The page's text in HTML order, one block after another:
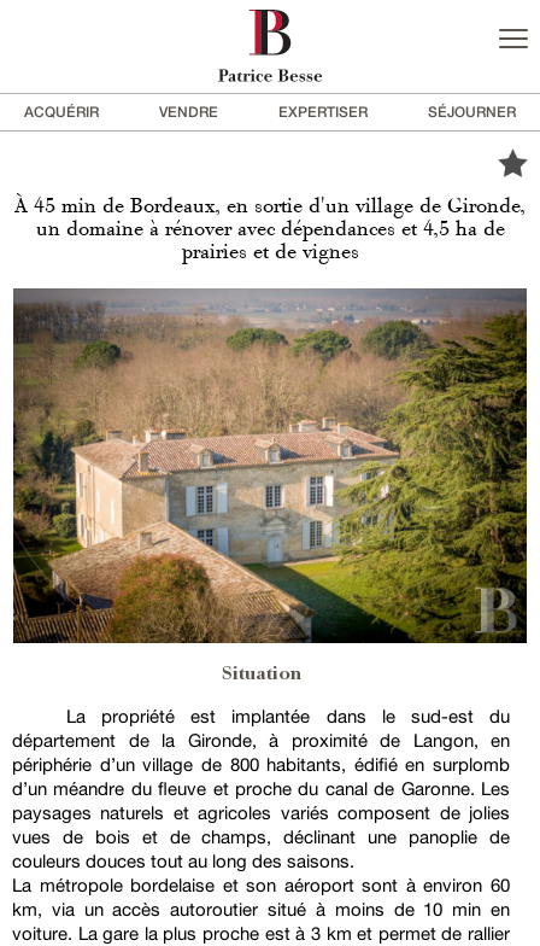
ACQUÉRIR VENDRE EXPERTISER SÉJOURNER
À 45 min de Bordeaux, en sortie d'un village de Gironde,
un domaine à rénover avec dépendances et 4,5 ha de
prairies et de vignes
Situation
La propriété est implantée dans le sud-est du
département de la Gironde, à proximité de Langon, en
périphérie d’un village de 800 habitants, édifié en surplomb
d’un méandre du fleuve et proche du canal de Garonne. Les
paysages naturels et agricoles variés composent de jolies
vues de bois et de champs, déclinant une panoplie de
couleurs douces tout au long des saisons.
La métropole bordelaise et son aéroport sont à environ 60
km, via un accès autoroutier situé à moins de 10 min en
voiture. La gare la plus proche est à 3 km et permet de rallier